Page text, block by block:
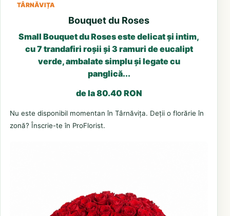
TÂRNĂVIȚA
Bouquet du Roses
Small Bouquet du Roses este delicat și intim,
cu 7 trandafiri roșii și 3 ramuri de eucalipt
verde, ambalate simplu și legate cu
panglică...
de la 80.40 RON
Nu este disponibil momentan în Târnăvița. Deții o florărie în
zonă? Înscrie-te în ProFlorist.